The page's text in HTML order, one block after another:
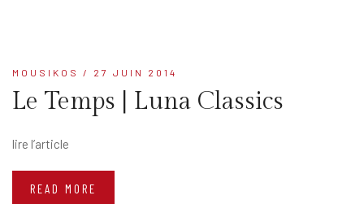
MOUSIKOS / 27 JUIN 2014
Le Temps | Luna Classics
lire l’article
READ MORE